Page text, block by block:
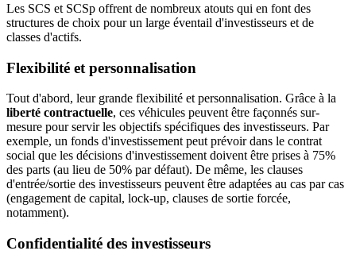
Les SCS et SCSp offrent de nombreux atouts qui en font des
structures de choix pour un large éventail d'investisseurs et de
classes d'actifs.
Flexibilité et personnalisation
Tout d'abord, leur grande flexibilité et personnalisation. Grâce à la
liberté contractuelle, ces véhicules peuvent être façonnés sur-
mesure pour servir les objectifs spécifiques des investisseurs. Par
exemple, un fonds d'investissement peut prévoir dans le contrat
social que les décisions d'investissement doivent être prises à 75%
des parts (au lieu de 50% par défaut). De même, les clauses
d'entrée/sortie des investisseurs peuvent être adaptées au cas par cas
(engagement de capital, lock-up, clauses de sortie forcée,
notamment).
Confidentialité des investisseurs